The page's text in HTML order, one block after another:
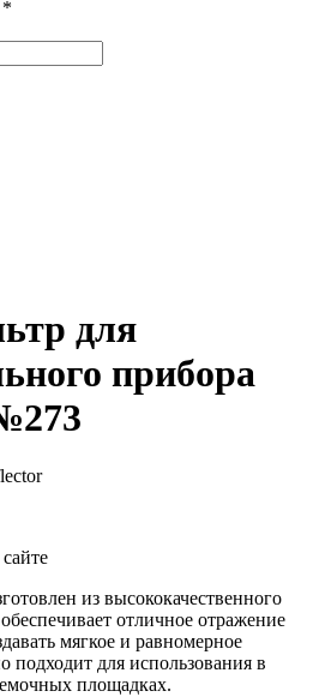
*
для
прибора
из высококачественного
отличное отражение
мягкое и равномерное
подходит для использования в
площадках.